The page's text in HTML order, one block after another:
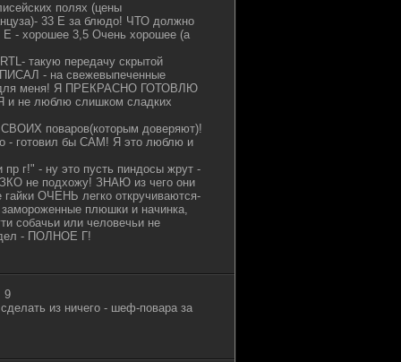
полях (цены
33 Е за блюдо! ЧТО должно
- хорошее 3,5 Очень хорошее (а
такую передачу скрытой
- на свежевыпеченные
меня! Я ПРЕКРАСНО ГОТОВЛЮ
и не люблю слишком сладких
поваров(которым доверяют)!
- готовил бы САМ! Я это люблю и
г!" - ну это пусть пиндосы жрут -
не подхожу! ЗНАЮ из чего они
ОЧЕНЬ легко откручиваются-
замороженные плюшки и начинка,
собачьи или человечьи не
- ПОЛНОЕ Г!
9
из ничего - шеф-повара за